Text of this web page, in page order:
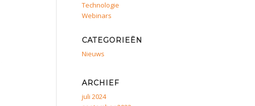
Technologie
Webinars
CATEGORIEËN
Nieuws
ARCHIEF
juli 2024